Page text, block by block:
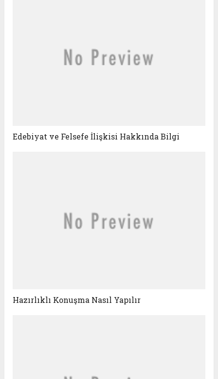
Edebiyat ve Felsefe İlişkisi Hakkında Bilgi
Hazırlıklı Konuşma Nasıl Yapılır